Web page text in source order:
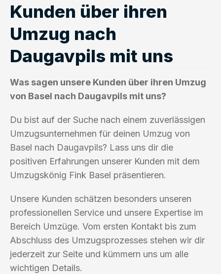
Kunden über ihren
Umzug nach
Daugavpils mit uns
Was sagen unsere Kunden über ihren Umzug
von Basel nach Daugavpils mit uns?
Du bist auf der Suche nach einem zuverlässigen
Umzugsunternehmen für deinen Umzug von
Basel nach Daugavpils? Lass uns dir die
positiven Erfahrungen unserer Kunden mit dem
Umzugskönig Fink Basel präsentieren.
Unsere Kunden schätzen besonders unseren
professionellen Service und unsere Expertise im
Bereich Umzüge. Vom ersten Kontakt bis zum
Abschluss des Umzugsprozesses stehen wir dir
jederzeit zur Seite und kümmern uns um alle
wichtigen Details.